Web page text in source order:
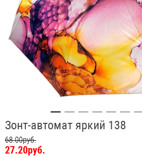
Зонт-автомат яркий 138
68.00руб.
27.20руб.